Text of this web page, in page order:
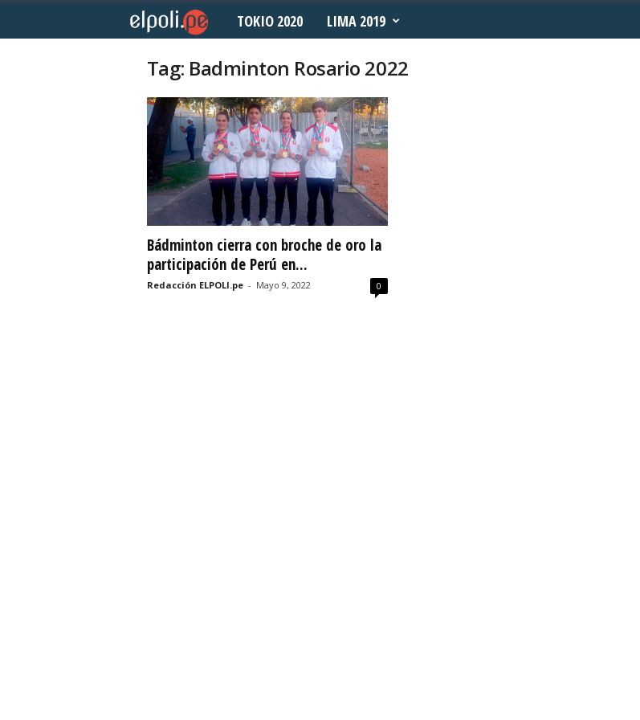
o
l
i
e
TOKIO 2020 LIMA 2019
Tag: Badminton Rosario 2022
Bádminton cierra con broche de oro la
participación de Perú en...
Redacción ELPOLI.pe - Mayo 9, 2022 0